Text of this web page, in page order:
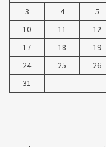
3
4 5
10
11 12
17
18 19
24
25 26
31